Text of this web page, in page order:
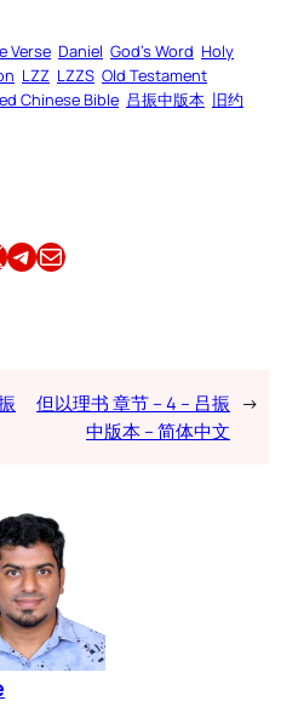
Verse Daniel God’s Word Holy
LZZ LZZS Old Testament
Chinese Bible 吕振中版本 旧约
Share this article on TelegramEmail this Article
但以理书 章节 – 4 – 吕振
中版本 – 简体中文
→